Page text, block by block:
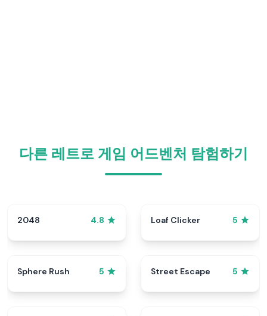
다른 레트로 게임 어드벤처 탐험하기
2048 4.8 Loaf Clicker 5
Sphere Rush 5 Street Escape 5